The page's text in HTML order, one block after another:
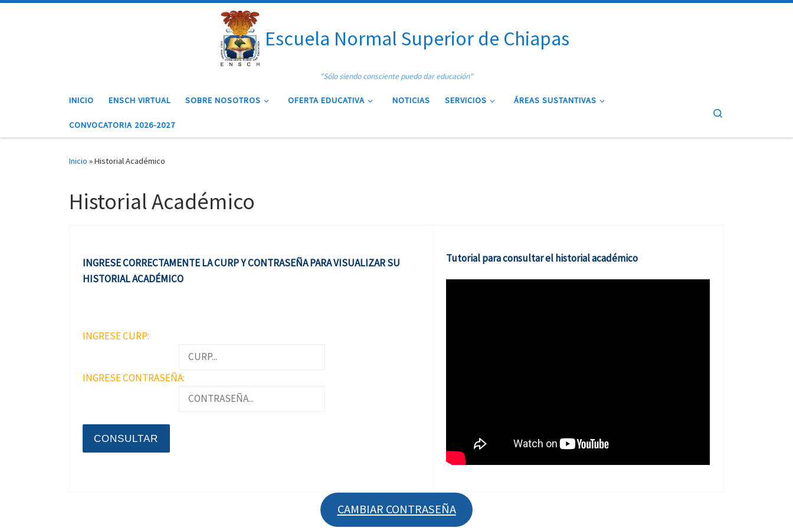
Escuela Normal Superior de Chiapas
"Sólo siendo consciente puedo dar educación"
INICIO ENSCH VIRTUAL SOBRE NOSOTROS OFERTA EDUCATIVA NOTICIAS SERVICIOS ÁREAS SUSTANTIVAS
CONVOCATORIA 2026-2027
Inicio »Historial Académico
Historial Académico
INGRESE CORRECTAMENTE LA CURP Y CONTRASEÑA PARA VISUALIZAR SU
HISTORIAL ACADÉMICO
INGRESE CURP:
INGRESE CONTRASEÑA:
Tutorial para consultar el historial académico
CAMBIAR CONTRASEÑA